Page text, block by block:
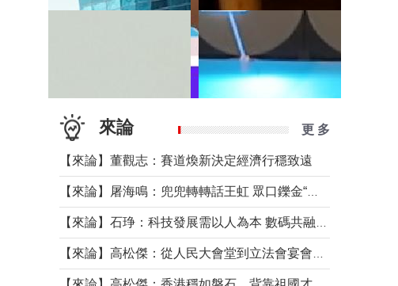
來論 更 多
【來論】董觀志：賽道煥新決定經濟行穩致遠